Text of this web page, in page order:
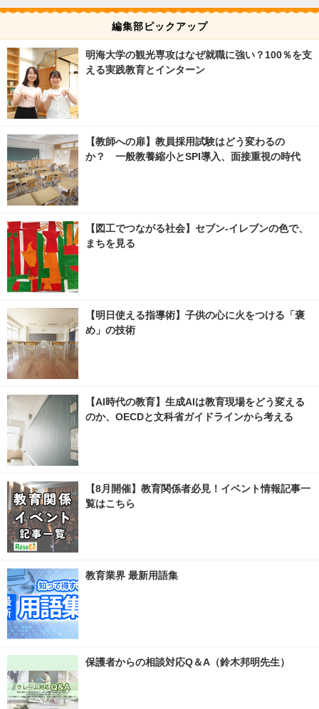
編集部ピックアップ
明海大学の観光専攻はなぜ就職に強い？100％を支
える実践教育とインターン
【教師への扉】教員採用試験はどう変わるの
か？ 一般教養縮小とSPI導入、面接重視の時代
【図工でつながる社会】セブン‐イレブンの色で、
まちを見る
【明日使える指導術】子供の心に火をつける「褒
め」の技術
【AI時代の教育】生成AIは教育現場をどう変える
のか、OECDと文科省ガイドラインから考える
【8月開催】教育関係者必見！イベント情報記事一
覧はこちら
教育業界 最新用語集
保護者からの相談対応Q＆A（鈴木邦明先生）